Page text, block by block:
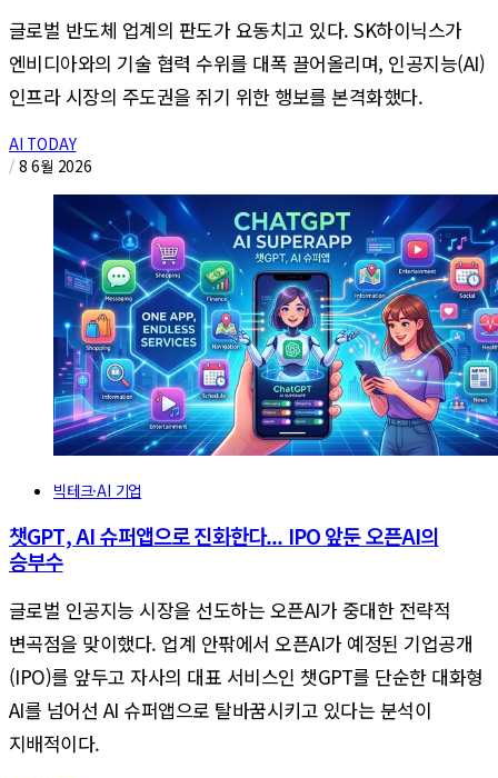
글로벌 반도체 업계의 판도가 요동치고 있다. SK하이닉스가
엔비디아와의 기술 협력 수위를 대폭 끌어올리며, 인공지능(AI)
인프라 시장의 주도권을 쥐기 위한 행보를 본격화했다.
AI TODAY
/ 8 6월 2026
빅테크·AI 기업
챗GPT, AI 슈퍼앱으로 진화한다... IPO 앞둔 오픈AI의
승부수
글로벌 인공지능 시장을 선도하는 오픈AI가 중대한 전략적
변곡점을 맞이했다. 업계 안팎에서 오픈AI가 예정된 기업공개
(IPO)를 앞두고 자사의 대표 서비스인 챗GPT를 단순한 대화형
AI를 넘어선 AI 슈퍼앱으로 탈바꿈시키고 있다는 분석이
지배적이다.